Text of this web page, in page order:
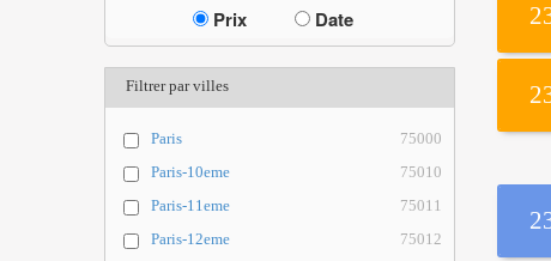
Prix Date
Filtrer par villes
Paris
75000
Paris-10eme
75010
Paris-11eme
75011
Paris-12eme
75012